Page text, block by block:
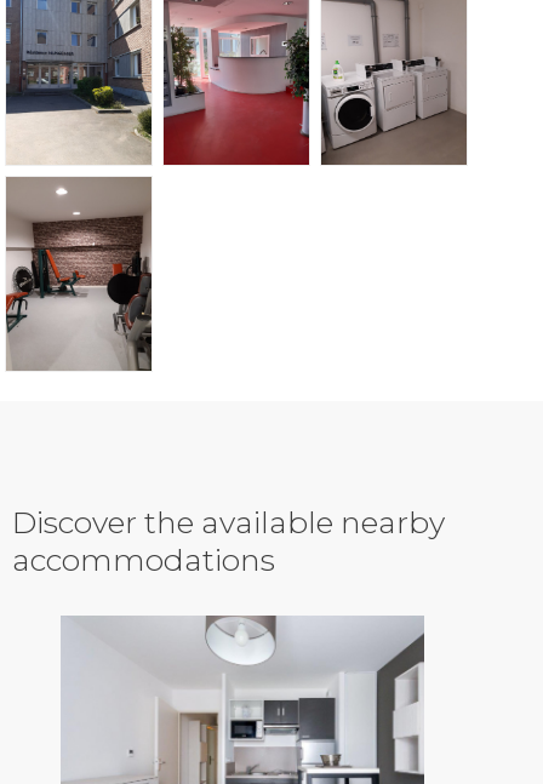
Discover the available nearby
accommodations